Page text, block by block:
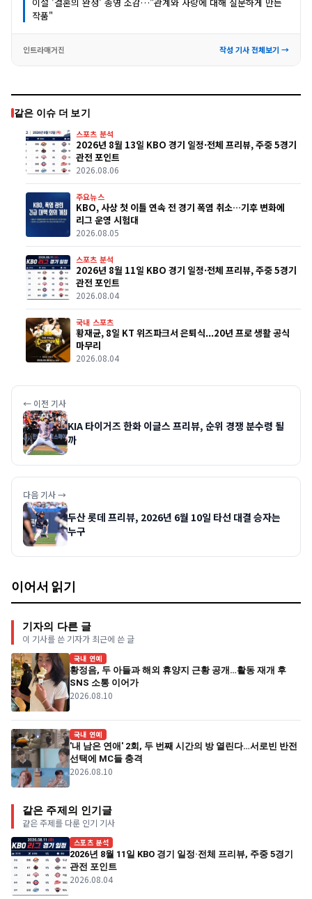
이설 '결혼의 완성' 종영 소감…"관계와 사랑에 대해 질문하게 만든
작품"
인트라매거진 작성 기사 전체보기 →
같은 이슈 더 보기
스포츠 분석
2026년 8월 13일 KBO 경기 일정·전체 프리뷰, 주중 5경기
관전 포인트
2026.08.06
주요뉴스
KBO, 사상 첫 이틀 연속 전 경기 폭염 취소…기후 변화에
리그 운영 시험대
2026.08.05
스포츠 분석
2026년 8월 11일 KBO 경기 일정·전체 프리뷰, 주중 5경기
관전 포인트
2026.08.04
국내 스포츠
황재균, 8일 KT 위즈파크서 은퇴식...20년 프로 생활 공식
마무리
2026.08.04
← 이전 기사
KIA 타이거즈 한화 이글스 프리뷰, 순위 경쟁 분수령 될
까
다음 기사 →
두산 롯데 프리뷰, 2026년 6월 10일 타선 대결 승자는
누구
이어서 읽기
기자의 다른 글
이 기사를 쓴 기자가 최근에 쓴 글
국내 연예
황정음, 두 아들과 해외 휴양지 근황 공개…활동 재개 후
SNS 소통 이어가
2026.08.10
국내 연예
'내 남은 연애' 2회, 두 번째 시간의 방 열린다…서로빈 반전
선택에 MC들 충격
2026.08.10
같은 주제의 인기글
같은 주제를 다룬 인기 기사
스포츠 분석
2026년 8월 11일 KBO 경기 일정·전체 프리뷰, 주중 5경기
관전 포인트
2026.08.04